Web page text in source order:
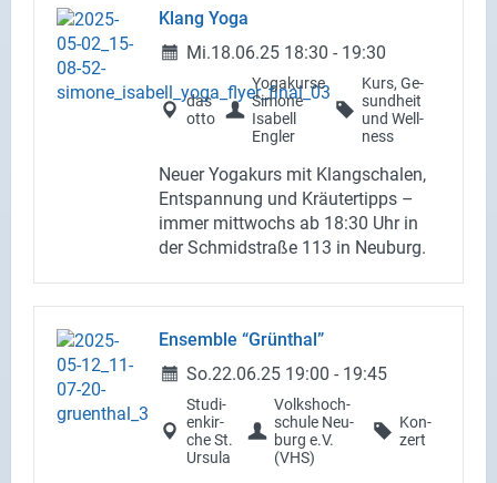
Klang Yoga
Mi.18.06.25 18:30 - 19:30
das
otto
Yo­ga­kur­se
Si­mo­ne
Isa­bell
Eng­ler
Kurs, Ge­
sund­heit
und Well­
ness
Neuer Yo­ga­kurs mit Klang­scha­len,
Ent­span­nung und Kräu­ter­tipps –
immer mitt­wochs ab 18:30 Uhr in
der Schmid­stra­ße 113 in Neu­burg.
En­sem­ble “Grün­thal”
So.22.06.25 19:00 - 19:45
Stu­di­
en­kir­
che St.
Ur­su­la
Volks­hoch­
schu­le Neu­
burg e.V.
(VHS)
Kon­
zert